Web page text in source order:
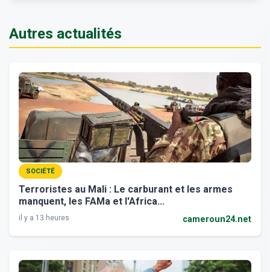
Autres actualités
SOCIÉTÉ
Terroristes au Mali : Le carburant et les armes
manquent, les FAMa et l'Africa...
il y a 13 heures cameroun24.net